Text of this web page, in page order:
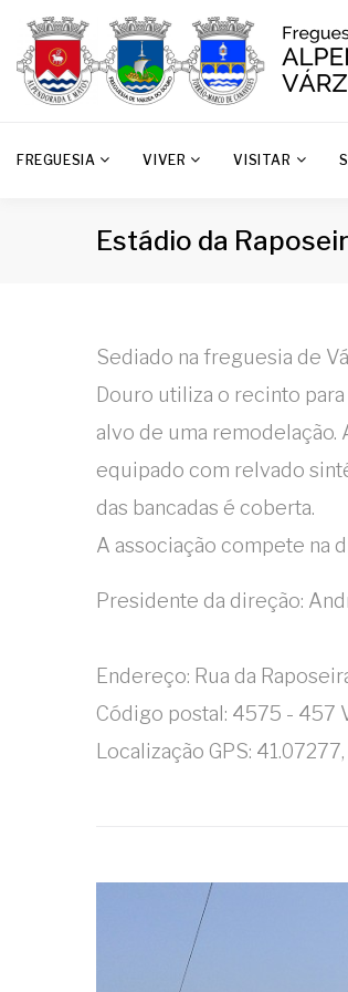
FREGUESIA VIVER VISITAR
Estádio da
Sediado na freguesia de
Douro utiliza o recinto
alvo de uma remodelação.
equipado com relvado
das bancadas é coberta.
A associação compete na
Presidente da direção:
Endereço: Rua da
Código postal: 4575 - 457
Localização GPS: